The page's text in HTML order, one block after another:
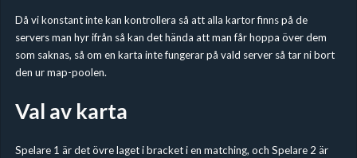
Då vi konstant inte kan kontrollera så att alla kartor finns på de
servers man hyr ifrån så kan det hända att man får hoppa över dem
som saknas, så om en karta inte fungerar på vald server så tar ni bort
den ur map-poolen.
Val av karta
Spelare 1 är det övre laget i bracket i en matching, och Spelare 2 är